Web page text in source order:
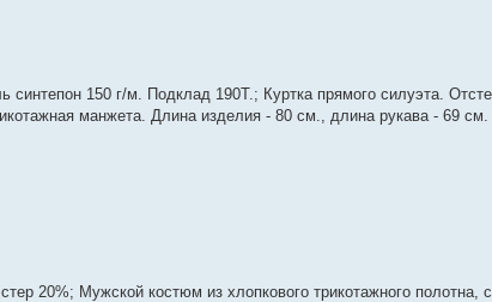
синтепон 150 г/м. Подклад 190Т.; Куртка прямого силуэта.
манжета. Длина изделия - 80 см., длина рукава - 69 см.
20%; Мужской костюм из хлопкового трикотажного полотна,